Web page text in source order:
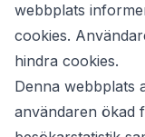
webbplats
cookies.
hindra cookies.
Denna webbplats
användaren ökad